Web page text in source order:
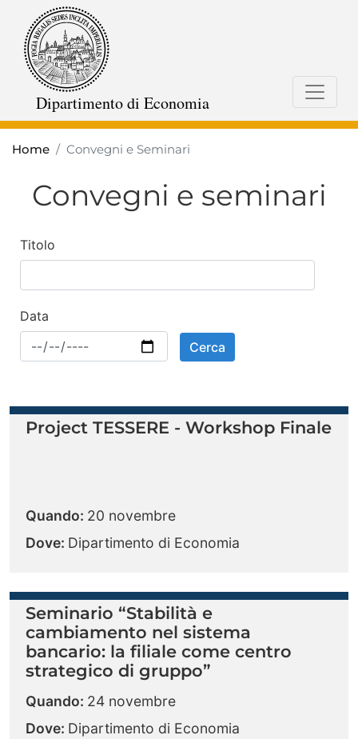
Dipartimento di Economia
Home Convegni e Seminari
Convegni e seminari
Titolo
Data
Cerca
Project TESSERE - Workshop Finale
Quando: 20 novembre
Dove: Dipartimento di Economia
Seminario “Stabilità e
cambiamento nel sistema
bancario: la filiale come centro
strategico di gruppo”
Quando: 24 novembre
Dove: Dipartimento di Economia